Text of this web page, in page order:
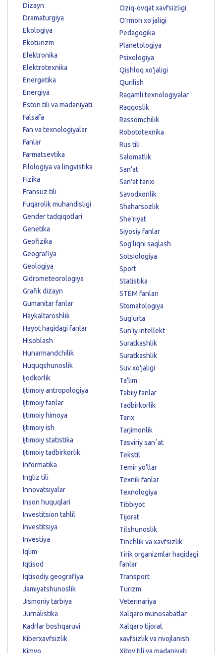
Dizayn
Dramaturgiya
Ekologiya
Ekoturizm
Elektronika
Elektrotexnika
Energetika
Energiya
Eston tili va madaniyati
Falsafa
Fan va texnologiyalar
Fanlar
Farmatsevtika
Filologiya va lingvistika
Fizika
Fransuz tili
Fuqarolik muhandisligi
Gender tadqiqotlari
Genetika
Geofizika
Geografiya
Geologiya
Gidrometeorologiya
Grafik dizayn
Gumanitar fanlar
Haykaltaroshlik
Hayot haqidagi fanlar
Hisoblash
Hunarmandchilik
Huquqshunoslik
Ijodkorlik
Ijtimoiy antropologiya
Ijtimoiy fanlar
Ijtimoiy himoya
Ijtimoiy ish
Ijtimoiy statistika
Ijtimoiy tadbirkorlik
Informatika
Ingliz tili
Innovatsiyalar
Inson huquqlari
Investitsion tahlil
Investitsiya
Investiya
Iqlim
Iqtisod
Iqtisodiy geografiya
Jamiyatshunoslik
Jismoniy tarbiya
Jurnalistika
Kadrlar boshqaruvi
Kiberxavfsizlik
Kimyo
Oziq-ovqat xavfsizligi
Oʻrmon xoʻjaligi
Pedagogika
Planetologiya
Psixologiya
Qishloq xo'jaligi
Qurilish
Raqamli texnologiyalar
Raqqoslik
Rassomchilik
Robototexnika
Rus tili
Salomatlik
San'at
San'at tarixi
Savodxonlik
Shaharsozlik
She'riyat
Siyosiy fanlar
Sog'liqni saqlash
Sotsiologiya
Sport
Statistika
STEM fanlari
Stomatologiya
Sug'urta
Sun'iy intellekt
Suratkashlik
Suratkashlik
Suv xo'jaligi
Ta'lim
Tabiiy fanlar
Tadbirkorlik
Tarix
Tarjimonlik
Tasviriy sanʼat
Tekstil
Temir yo'llar
Texnik fanlar
Texnologiya
Tibbiyot
Tijorat
Tilshunoslik
Tinchlik va xavfsizlik
Tirik organizmlar haqidagi
fanlar
Transport
Turizm
Veterinariya
Xalqaro munosabatlar
Xalqaro tijorat
xavfsizlik va rivojlanish
Xitoy tili va madaniyati